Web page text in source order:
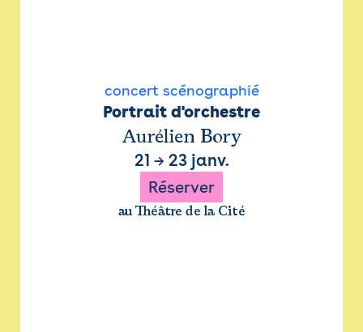
concert scénographié
Portrait d'orchestre
Aurélien Bory
21 → 23 janv.
Réserver
au Théâtre de la Cité